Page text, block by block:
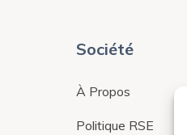
Société
À Propos
Politique RSE